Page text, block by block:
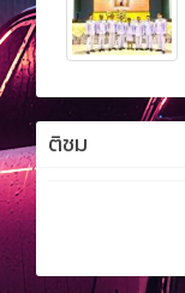
ติชม